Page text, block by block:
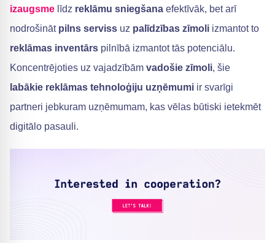
izaugsme līdz reklāmu sniegšana efektīvāk, bet arī
nodrošināt pilns serviss uz palīdzības zīmoli izmantot to
reklāmas inventārs pilnībā izmantot tās potenciālu.
Koncentrējoties uz vajadzībām vadošie zīmoli, šie
labākie reklāmas tehnoloģiju uzņēmumi ir svarīgi
partneri jebkuram uzņēmumam, kas vēlas būtiski ietekmēt
digitālo pasauli.